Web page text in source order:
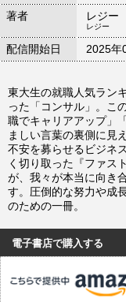
著者
レジー
レジー
配信開始日 2025年
東大生の就職人気ラン
った「コンサル」。こ
職でキャリアアップ」
ましい言葉の裏側に見
不安を募らせるビジネ
く切り取った『ファ
が、我々が本当に向き
す。圧倒的な努力や成
のための一冊。
電子書店で購入する